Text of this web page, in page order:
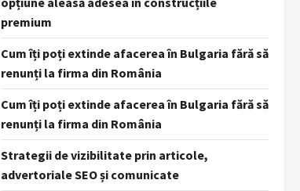
premium
Cum îți poți extinde afacerea în Bulgaria fără să
renunți la firma din România
Cum îți poți extinde afacerea în Bulgaria fără să
renunți la firma din România
Strategii de vizibilitate prin articole,
advertoriale SEO și comunicate